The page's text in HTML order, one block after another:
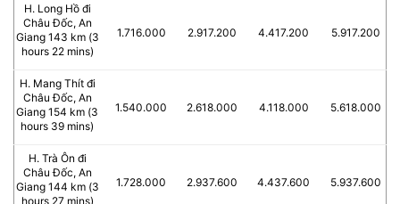
H. Long Hồ đi
Châu Đốc, An
Giang 143 km (3
hours 22 mins)
1.716.000 2.917.200 4.417.200 5.917.200
H. Mang Thít đi
Châu Đốc, An
Giang 154 km (3
hours 39 mins)
1.540.000 2.618.000 4.118.000 5.618.000
H. Trà Ôn đi
Châu Đốc, An
Giang 144 km (3
hours 27 mins)
1.728.000 2.937.600 4.437.600 5.937.600